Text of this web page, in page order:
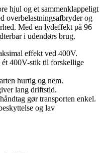
hjul og et sammenklappeligt
overbelastningsafbryder og
Med en lydeffekt på 96
i udendørs brug.
effekt ved 400V.
400V-stik til forskellige
hurtig og nem.
lang driftstid.
gør transporten enkel.
og lav